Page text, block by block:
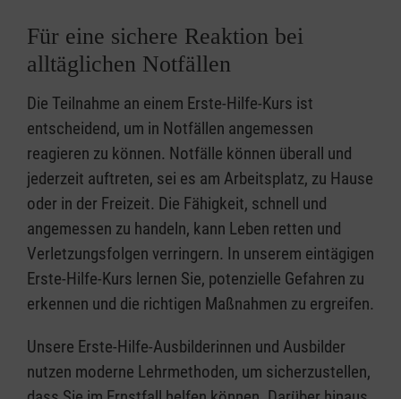
Für eine sichere Reaktion bei
alltäglichen Notfällen
Die Teilnahme an einem Erste-Hilfe-Kurs ist
entscheidend, um in Notfällen angemessen
reagieren zu können. Notfälle können überall und
jederzeit auftreten, sei es am Arbeitsplatz, zu Hause
oder in der Freizeit. Die Fähigkeit, schnell und
angemessen zu handeln, kann Leben retten und
Verletzungsfolgen verringern. In unserem eintägigen
Erste-Hilfe-Kurs lernen Sie, potenzielle Gefahren zu
erkennen und die richtigen Maßnahmen zu ergreifen.
Unsere Erste-Hilfe-Ausbilderinnen und Ausbilder
nutzen moderne Lehrmethoden, um sicherzustellen,